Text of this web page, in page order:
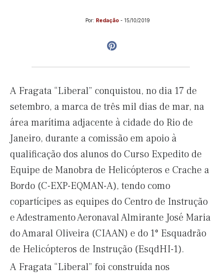
Por: Redação - 15/10/2019
A Fragata “Liberal” conquistou, no dia 17 de
setembro, a marca de três mil dias de mar, na
área marítima adjacente à cidade do Rio de
Janeiro, durante a comissão em apoio à
qualificação dos alunos do Curso Expedito de
Equipe de Manobra de Helicópteros e Crache a
Bordo (C-EXP-EQMAN-A), tendo como
copartícipes as equipes do Centro de Instrução
e Adestramento Aeronaval Almirante José Maria
do Amaral Oliveira (CIAAN) e do 1° Esquadrão
de Helicópteros de Instrução (EsqdHI-1).
A Fragata “Liberal” foi construída nos